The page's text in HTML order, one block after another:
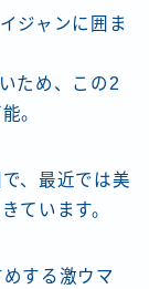
ジャンに囲ま
ため、この2
。
、最近では美
ています。
する激ウマ